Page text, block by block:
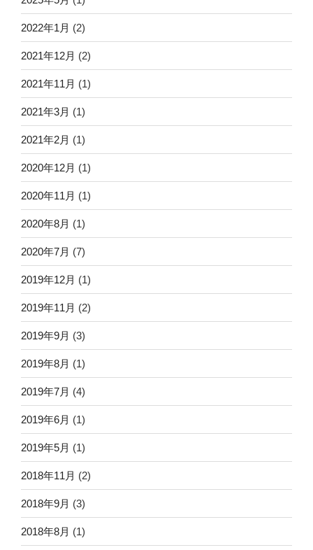
2022年1月 (2)
2021年12月 (2)
2021年11月 (1)
2021年3月 (1)
2021年2月 (1)
2020年12月 (1)
2020年11月 (1)
2020年8月 (1)
2020年7月 (7)
2019年12月 (1)
2019年11月 (2)
2019年9月 (3)
2019年8月 (1)
2019年7月 (4)
2019年6月 (1)
2019年5月 (1)
2018年11月 (2)
2018年9月 (3)
2018年8月 (1)